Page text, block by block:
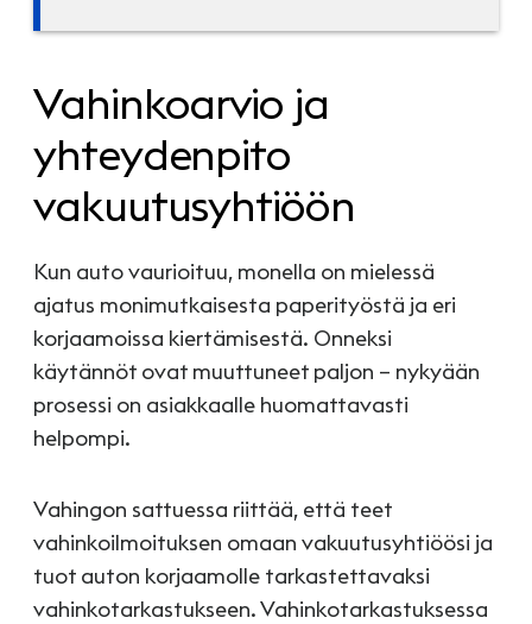
Vahinkoarvio ja
yhteydenpito
vakuutusyhtiöön
Kun auto vaurioituu, monella on mielessä
ajatus monimutkaisesta paperityöstä ja eri
korjaamoissa kiertämisestä. Onneksi
käytännöt ovat muuttuneet paljon – nykyään
prosessi on asiakkaalle huomattavasti
helpompi.
Vahingon sattuessa riittää, että teet
vahinkoilmoituksen omaan vakuutusyhtiöösi ja
tuot auton korjaamolle tarkastettavaksi
vahinkotarkastukseen. Vahinkotarkastuksessa